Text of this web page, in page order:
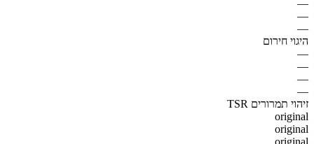
—
—
—
היגוי חירום
—
—
—
—
זיהוי תמרורים TSR
original
original
original